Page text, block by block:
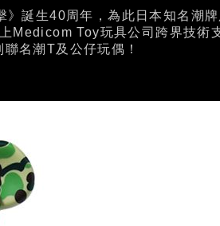
生40周年，為此日本知名潮牌
Toy玩具公司跨界技術
名潮T及公仔玩偶！